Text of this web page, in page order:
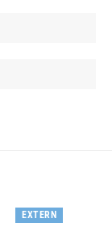
EXTERN